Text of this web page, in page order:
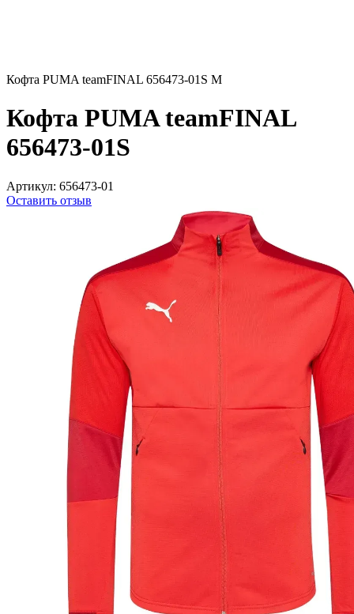
Кофта PUMA teamFINAL 656473-01S M
Кофта PUMA teamFINAL
656473-01S
Артикул: 656473-01
Оставить отзыв